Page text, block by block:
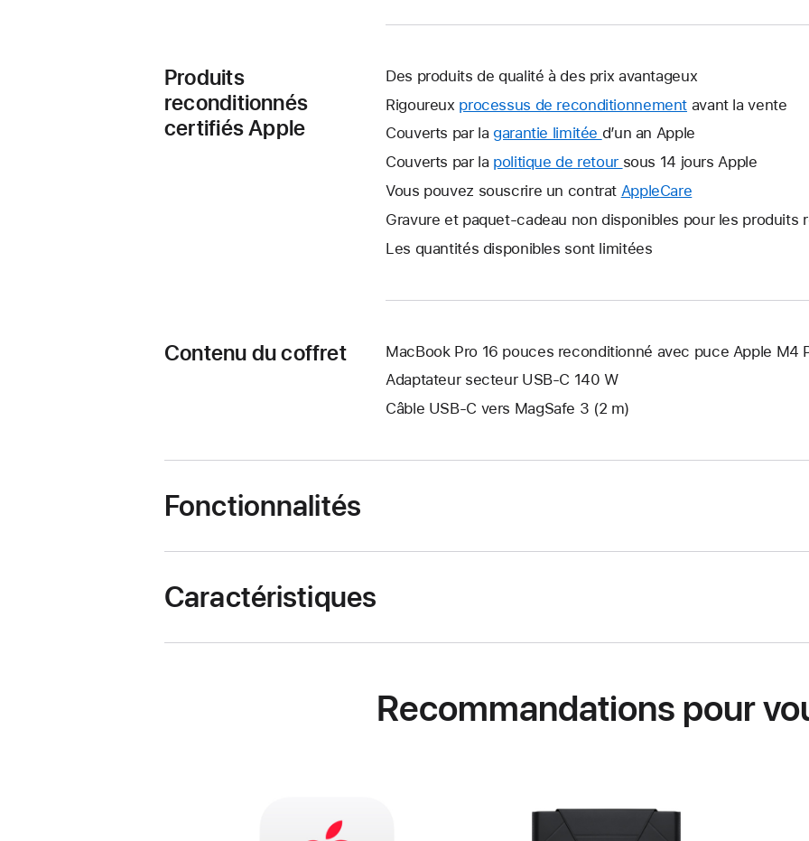
Produits
reconditionnés
certifiés Apple
Des produits de qualité à des prix avantageux
Rigoureux processus de reconditionnement avant la vente
Couverts par la garantie limitée Une
nouvelle
s’ouvre.
d’un an Apple
Couverts par la politique de retour Une
nouvelle
s’ouvre.
sous 14 jours Apple
Vous pouvez souscrire un contrat AppleCare
nouvelle
Gravure et paquet-cadeau non disponibles pour les produits
Les quantités disponibles sont limitées
Contenu du coffret
MacBook Pro 16 pouces reconditionné avec puce Apple M4
Adaptateur secteur USB-C 140 W
Câble USB-C vers MagSafe 3 (2 m)
Fonctionnalités
Caractéristiques
Recommandations pour